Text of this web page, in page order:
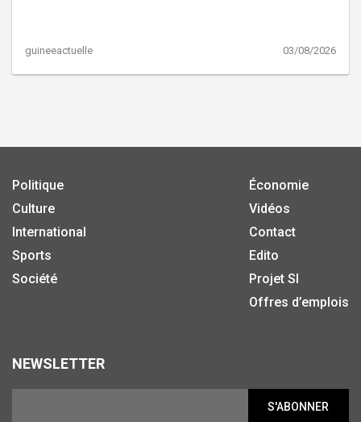
guineeactuelle 03/08/2026
Politique
Culture
International
Sports
Société
Économie
Vidéos
Contact
Edito
Projet SI
Offres d’emplois
NEWSLETTER
S'ABONNER